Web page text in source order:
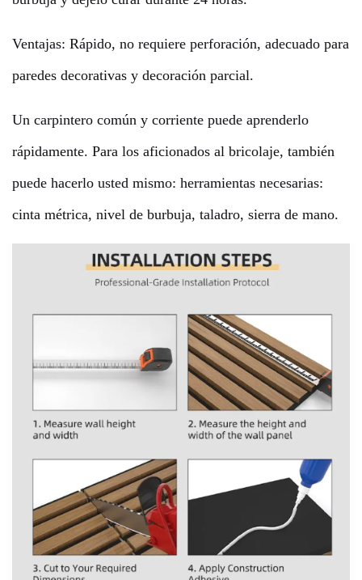
Ventajas: Rápido, no requiere perforación, adecuado para
paredes decorativas y decoración parcial.
Un carpintero común y corriente puede aprenderlo
rápidamente. Para los aficionados al bricolaje, también
puede hacerlo usted mismo: herramientas necesarias:
cinta métrica, nivel de burbuja, taladro, sierra de mano.